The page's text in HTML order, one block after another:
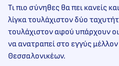
Τι πιο σύνηθες θα πει κανείς
λίγκα τουλάχιστον δύο
τουλάχιστον αφού υπάρχουν οι
να ανατραπεί στο εγγύς
Θεσσαλονικέων.